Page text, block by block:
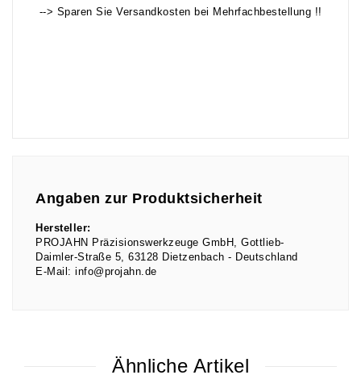
--> Sparen Sie Versandkosten bei Mehrfachbestellung !!
Angaben zur Produktsicherheit
Hersteller:
PROJAHN Präzisionswerkzeuge GmbH
Gottlieb-
Daimler-Straße 5 63128 Dietzenbach
Deutschland
E-Mail: info@projahn.de
Ähnliche Artikel